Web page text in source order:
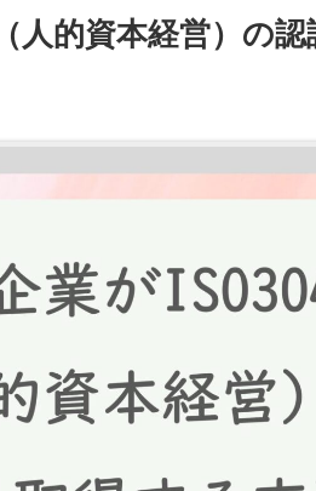
人的資本経営）の